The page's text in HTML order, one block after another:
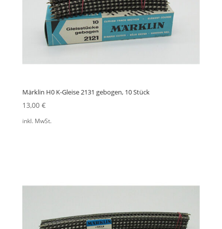
Märklin H0 K-Gleise 2131 gebogen, 10 Stück
13,00 €
inkl. MwSt.